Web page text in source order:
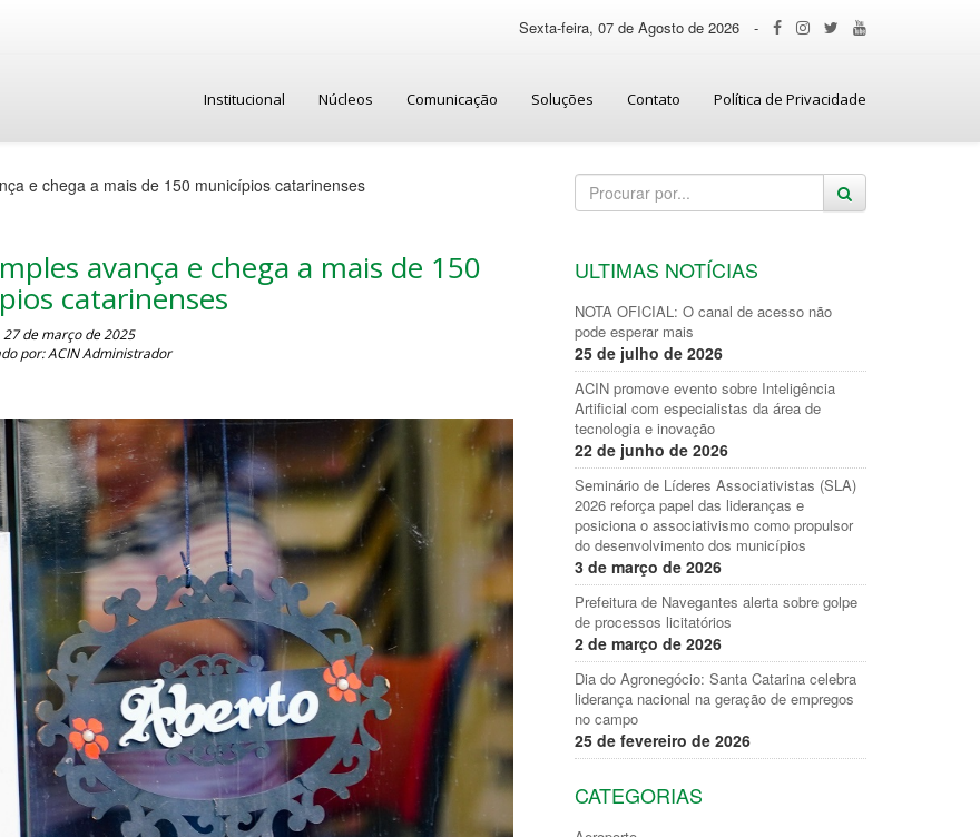
Sexta-feira, 07 de Agosto de 2026 -
Institucional Núcleos Comunicação Soluções Contato Política de Privacidade
e chega a mais de 150 municípios catarinenses
avança e chega a mais de 150
catarinenses
27 de março de 2025
por: ACIN Administrador
ULTIMAS NOTÍCIAS
NOTA OFICIAL: O canal de acesso não
pode esperar mais
25 de julho de 2026
ACIN promove evento sobre Inteligência
Artificial com especialistas da área de
tecnologia e inovação
22 de junho de 2026
Seminário de Líderes Associativistas (SLA)
2026 reforça papel das lideranças e
posiciona o associativismo como propulsor
do desenvolvimento dos municípios
3 de março de 2026
Prefeitura de Navegantes alerta sobre golpe
de processos licitatórios
2 de março de 2026
Dia do Agronegócio: Santa Catarina celebra
liderança nacional na geração de empregos
no campo
25 de fevereiro de 2026
CATEGORIAS